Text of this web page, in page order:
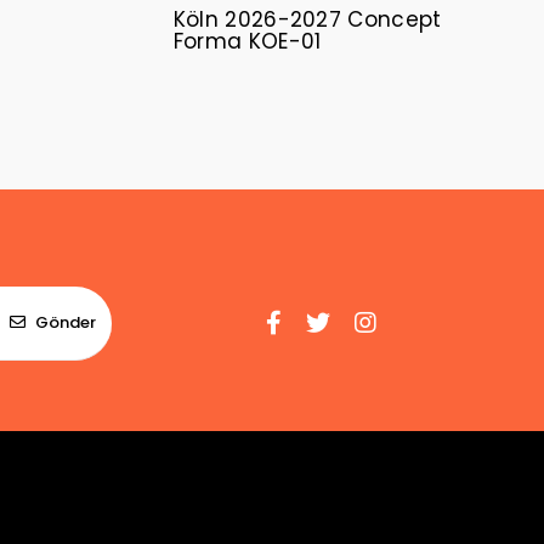
Köln 2026-2027 Concept
Forma KOE-01
Gönder